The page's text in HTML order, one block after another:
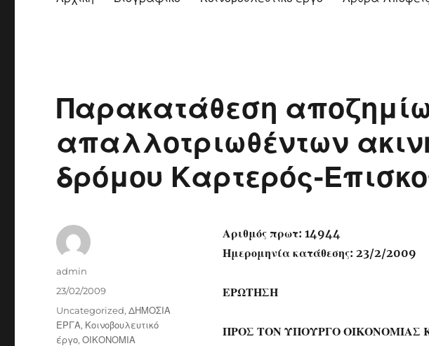
Παρακατάθεση
απαλλοτριωθέντων
δρόμου Καρτερός-
Αριθμός πρωτ: 14944
Ημερομηνία κατάθεσης: 23/2/2009
ΕΡΩΤΗΣΗ
ΠΡΟΣ ΤΟΝ ΥΠΟΥΡΓΟ ΟΙΚΟΝΟΜΙΑΣ
Author
admin
Posted
23/02/2009
Categories
Uncategorized,ΔΗΜΟΣΙΑ
ΕΡΓΑ, Κοινοβουλευτικό
έργο,ΟΙΚΟΝΟΜΙΑ